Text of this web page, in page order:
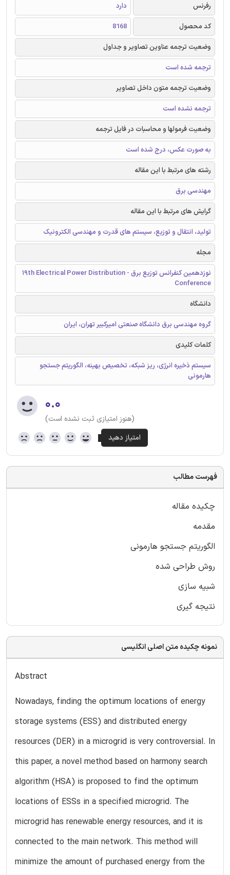
رفرنس
دارد
کد محصول
8168
وضعیت ترجمه عناوین تصاویر و جداول
ترجمه شده است
وضعیت ترجمه متون داخل تصاویر
ترجمه نشده است
وضعیت فرمولها و محاسبات در فایل ترجمه
به صورت عکس، درج شده است
رشته های مرتبط با این مقاله
مهندسی برق
گرایش های مرتبط با این مقاله
تولید، انتقال و توزیع، سیستم های قدرت و مهندسی الکترونیک
مجله
نوزدهمین کنفرانس توزیع برق - 19th Electrical Power Distribution
Conference
دانشگاه
گروه مهندسی برق دانشگاه صنعتی امیرکبیر تهران، ایران
کلمات کلیدی
سیستم ذخیره انرژی، ریز شبکه، تخصیص بهینه، الگوریتم جستجو
هارمونی
۰.۰
(هنوز امتیازی ثبت نشده است)
فهرست مطالب
چکیده مقاله
مقدمه
الگوریتم جستجو هارمونی
روش طراحی شده
شبیه سازی
نتیجه گیری
نمونه چکیده متن اصلی انگلیسی
Abstract
Nowadays, finding the optimum locations of energy
storage systems (ESS) and distributed energy
resources (DER) in a microgrid is very controversial. In
this paper, a novel method based on harmony search
algorithm (HSA) is proposed to find the optimum
locations of ESSs in a specified microgrid. The
microgrid has renewable energy resources, and it is
connected to the main network. This method will
minimize the amount of purchased energy from the